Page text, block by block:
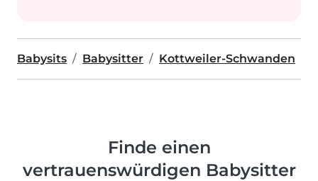
Babysits Babysitter Kottweiler-Schwanden
Finde einen
vertrauenswürdigen Babysitter